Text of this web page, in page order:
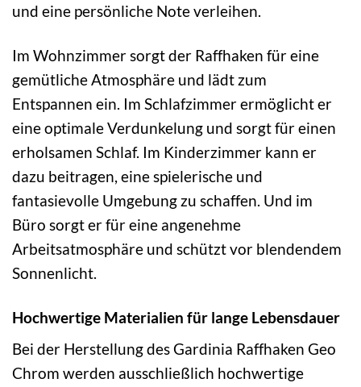
und eine persönliche Note verleihen.
Im Wohnzimmer sorgt der Raffhaken für eine
gemütliche Atmosphäre und lädt zum
Entspannen ein. Im Schlafzimmer ermöglicht er
eine optimale Verdunkelung und sorgt für einen
erholsamen Schlaf. Im Kinderzimmer kann er
dazu beitragen, eine spielerische und
fantasievolle Umgebung zu schaffen. Und im
Büro sorgt er für eine angenehme
Arbeitsatmosphäre und schützt vor blendendem
Sonnenlicht.
Hochwertige Materialien für lange Lebensdauer
Bei der Herstellung des Gardinia Raffhaken Geo
Chrom werden ausschließlich hochwertige